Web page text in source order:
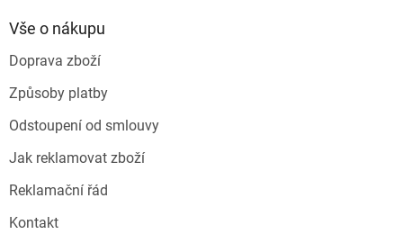
Vše o nákupu
Doprava zboží
Způsoby platby
Odstoupení od smlouvy
Jak reklamovat zboží
Reklamační řád
Kontakt